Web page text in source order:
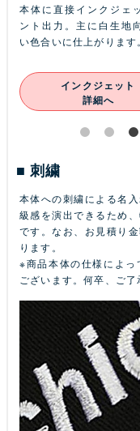
本体に直接インクジェ
ント出力。主に白生地
い色合いに仕上がります。
インクジェット
詳細へ
刺繍
本体への刺繍による名
級感を演出できるため
です。なお、お見積り
ります。
※商品本体の仕様によ
ございます。何卒、ご了